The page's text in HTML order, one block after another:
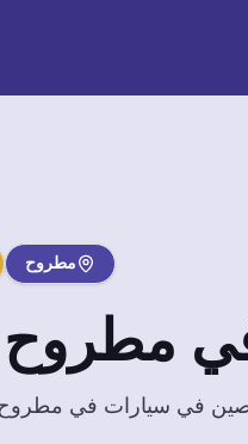
مطروح
مطروح
في سيارات في